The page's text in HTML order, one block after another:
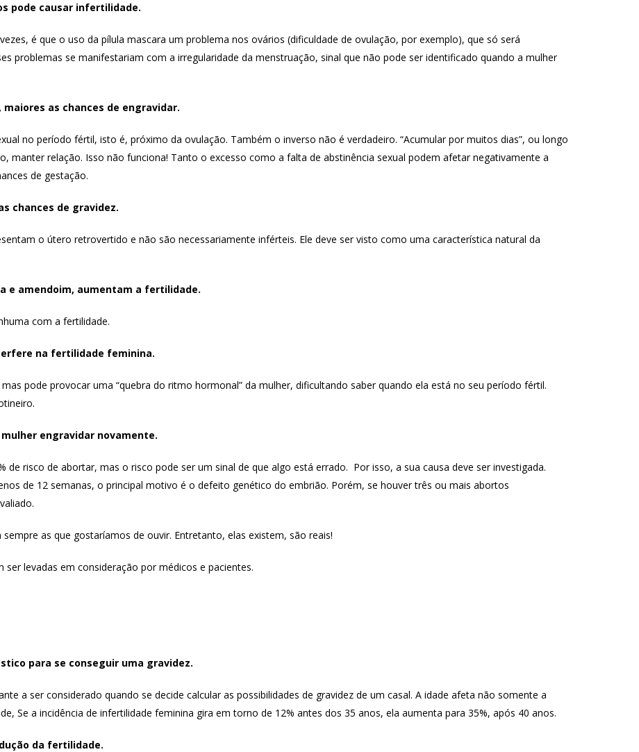
pode causar infertilidade.
é que o uso da pílula mascara um problema nos ovários (dificuldade de ovulação, por exemplo), que só será
problemas se manifestariam com a irregularidade da menstruação, sinal que não pode ser identificado quando a mulher
as chances de engravidar.
no período fértil, isto é, próximo da ovulação. Também o inverso não é verdadeiro. “Acumular por muitos dias”, ou longo
manter relação. Isso não funciona! Tanto o excesso como a falta de abstinência sexual podem afetar negativamente a
de gestação.
chances de gravidez.
o útero retrovertido e não são necessariamente inférteis. Ele deve ser visto como uma característica natural da
e amendoim, aumentam a fertilidade.
com a fertilidade.
na fertilidade feminina.
pode provocar uma “quebra do ritmo hormonal” da mulher, dificultando saber quando ela está no seu período fértil.
engravidar novamente.
de risco de abortar, mas o risco pode ser um sinal de que algo está errado. Por isso, a sua causa deve ser investigada.
de 12 semanas, o principal motivo é o defeito genético do embrião. Porém, se houver três ou mais abortos
as que gostaríamos de ouvir. Entretanto, elas existem, são reais!
levadas em consideração por médicos e pacientes.
para se conseguir uma gravidez.
a ser considerado quando se decide calcular as possibilidades de gravidez de um casal. A idade afeta não somente a
Se a incidência de infertilidade feminina gira em torno de 12% antes dos 35 anos, ela aumenta para 35%, após 40 anos.
da fertilidade.